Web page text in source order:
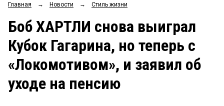
ОБЩЕСТВО
ЗАКОН
НОВОСТИ КОМПАНИЙ
Рейтинги
Блоги
Архив
Главная → Новости → Стиль жизни
Боб ХАРТЛИ снова выиграл
Кубок Гагарина, но теперь с
«Локомотивом», и заявил об
уходе на пенсию